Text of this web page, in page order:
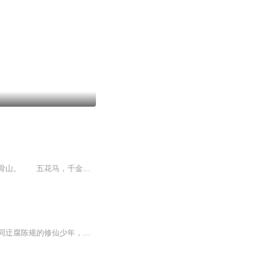
一个地球神级盗墓宗师，闯入修真界的故事…… 桃花源里，有歌声。 山外青山，白骨山。 五花马，千金裘，倚天剑。...
世人都说神仙好，谁又见过背后苦，一个不同于我们熟悉的非主流修仙故事，一个不愿意苟同迂腐陈规的修仙少年，全新的演绎模式，欢迎收听《麻辣修仙传》